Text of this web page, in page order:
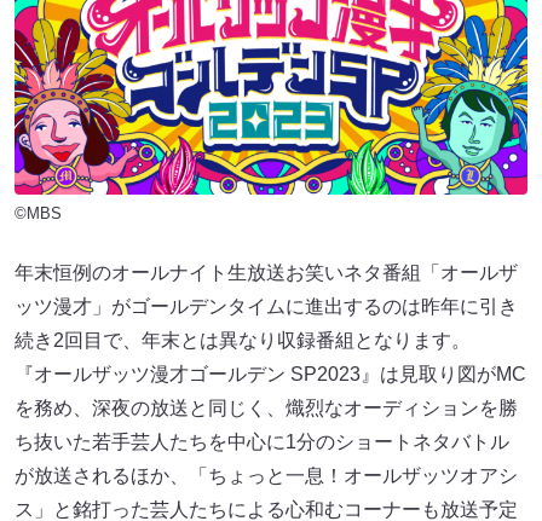
©MBS
年末恒例のオールナイト生放送お笑いネタ番組「オールザ
ッツ漫才」がゴールデンタイムに進出するのは昨年に引き
続き2回目で、年末とは異なり収録番組となります。
『オールザッツ漫才ゴールデン SP2023』は見取り図がMC
を務め、深夜の放送と同じく、熾烈なオーディションを勝
ち抜いた若手芸人たちを中心に1分のショートネタバトル
が放送されるほか、「ちょっと一息！オールザッツオアシ
ス」と銘打った芸人たちによる心和むコーナーも放送予定